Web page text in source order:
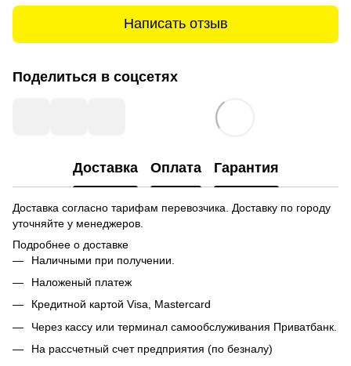
Написать отзыв
Поделиться в соцсетях
Доставка Оплата Гарантия
Доставка согласно тарифам перевозчика. Доставку по городу
уточняйте у менеджеров.
Подробнее о доставке
Наличными при получении.
Наложеный платеж
Кредитной картой Visa, Mastercard
Через кассу или терминал самообслуживания Приватбанк.
На рассчетный счет предприятия (по безналу)